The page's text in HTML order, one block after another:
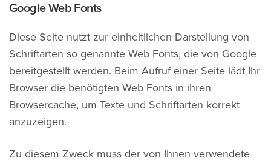
Google Web Fonts
Diese Seite nutzt zur einheitlichen Darstellung von
Schriftarten so genannte Web Fonts, die von Google
bereitgestellt werden. Beim Aufruf einer Seite lädt Ihr
Browser die benötigten Web Fonts in ihren
Browsercache, um Texte und Schriftarten korrekt
anzuzeigen.
Zu diesem Zweck muss der von Ihnen verwendete